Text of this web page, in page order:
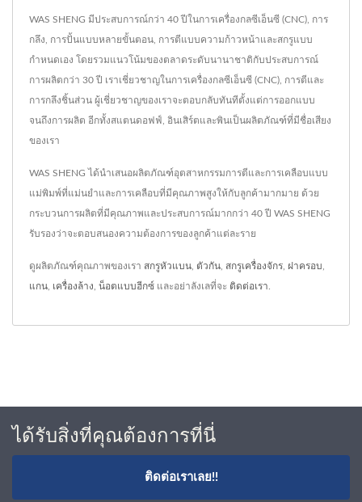
WAS SHENG มีประสบการณ์กว่า 40 ปีในการเครื่องกลซีเอ็นซี (CNC), การ
กลึง, การปั้นแบบหลายขั้นตอน, การตีแบบความก้าวหน้าและสกรูแบบ
กำหนดเอง โดยรวมแนวโน้มของตลาดระดับนานาชาติกับประสบการณ์
การผลิตกว่า 30 ปี เราเชี่ยวชาญในการเครื่องกลซีเอ็นซี (CNC), การตีและ
การกลึงชิ้นส่วน ผู้เชี่ยวชาญของเราจะตอบกลับทันทีตั้งแต่การออกแบบ
จนถึงการผลิต อีกทั้งสแตนดอฟฟ์, อินเสิร์ตและพินเป็นผลิตภัณฑ์ที่มีชื่อเสียง
ของเรา
WAS SHENG ได้นำเสนอผลิตภัณฑ์อุตสาหกรรมการตีและการเคลือบแบบ
แม่พิมพ์ที่แม่นยำและการเคลือบที่มีคุณภาพสูงให้กับลูกค้ามากมาย ด้วย
กระบวนการผลิตที่มีคุณภาพและประสบการณ์มากกว่า 40 ปี WAS SHENG
รับรองว่าจะตอบสนองความต้องการของลูกค้าแต่ละราย
ดูผลิตภัณฑ์คุณภาพของเรา สกรูหัวแบน ตัวกัน สกรูเครื่องจักร ฝาครอบ
แกน เครื่องล้าง น็อตแบบฮีกซ์ และอย่าลังเลที่จะ ติดต่อเรา
ได้รับสิ่งที่คุณต้องการที่นี่
ติดต่อเราเลย!!